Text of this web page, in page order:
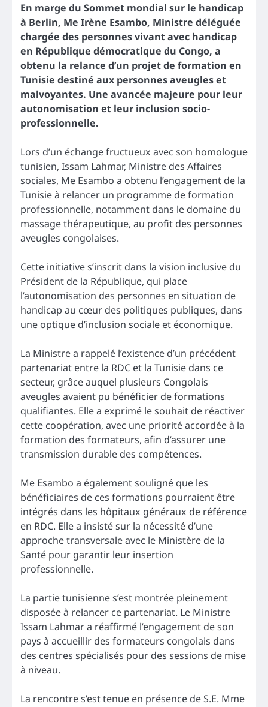
En marge du Sommet mondial sur le handicap
à Berlin, Me Irène Esambo, Ministre déléguée
chargée des personnes vivant avec handicap
en République démocratique du Congo, a
obtenu la relance d’un projet de formation en
Tunisie destiné aux personnes aveugles et
malvoyantes. Une avancée majeure pour leur
autonomisation et leur inclusion socio-
professionnelle.
Lors d’un échange fructueux avec son homologue
tunisien, Issam Lahmar, Ministre des Affaires
sociales, Me Esambo a obtenu l’engagement de la
Tunisie à relancer un programme de formation
professionnelle, notamment dans le domaine du
massage thérapeutique, au profit des personnes
aveugles congolaises.
Cette initiative s’inscrit dans la vision inclusive du
Président de la République, qui place
l’autonomisation des personnes en situation de
handicap au cœur des politiques publiques, dans
une optique d’inclusion sociale et économique.
La Ministre a rappelé l’existence d’un précédent
partenariat entre la RDC et la Tunisie dans ce
secteur, grâce auquel plusieurs Congolais
aveugles avaient pu bénéficier de formations
qualifiantes. Elle a exprimé le souhait de réactiver
cette coopération, avec une priorité accordée à la
formation des formateurs, afin d’assurer une
transmission durable des compétences.
Me Esambo a également souligné que les
bénéficiaires de ces formations pourraient être
intégrés dans les hôpitaux généraux de référence
en RDC. Elle a insisté sur la nécessité d’une
approche transversale avec le Ministère de la
Santé pour garantir leur insertion
professionnelle.
La partie tunisienne s’est montrée pleinement
disposée à relancer ce partenariat. Le Ministre
Issam Lahmar a réaffirmé l’engagement de son
pays à accueillir des formateurs congolais dans
des centres spécialisés pour des sessions de mise
à niveau.
La rencontre s’est tenue en présence de S.E. Mme